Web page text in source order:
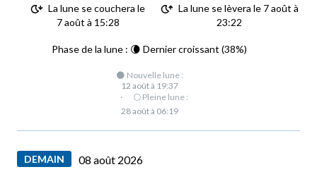
La lune se couchera le
7 août à 15:28
La lune se lèvera le 7 août à
23:22
Phase de la lune : 🌘 Dernier croissant (38%)
🌑 Nouvelle lune :
12 août à 19:37
·
🌕 Pleine lune :
28 août à 06:19
DEMAIN 08 août 2026